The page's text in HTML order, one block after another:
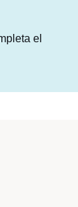
el